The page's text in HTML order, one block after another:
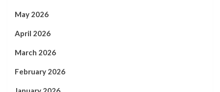
May 2026
April 2026
March 2026
February 2026